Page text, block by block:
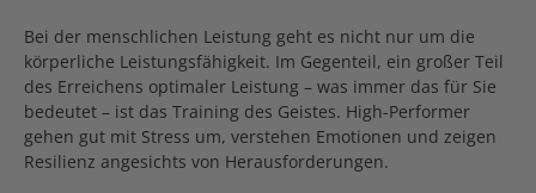
Bei der menschlichen Leistung geht es nicht nur um die
körperliche Leistungsfähigkeit. Im Gegenteil, ein großer Teil
des Erreichens optimaler Leistung – was immer das für Sie
bedeutet – ist das Training des Geistes. High-Performer
gehen gut mit Stress um, verstehen Emotionen und zeigen
Resilienz angesichts von Herausforderungen.